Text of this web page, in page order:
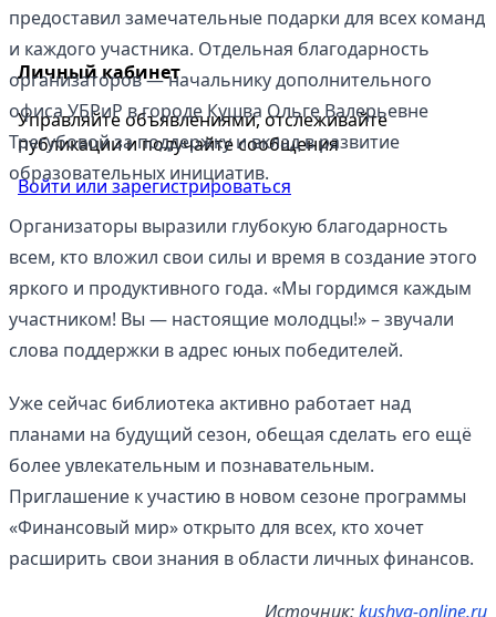
Личный кабинет
Управляйте объявлениями, отслеживайте
публикации и получайте сообщения
Войти или зарегистрироваться
предоставил замечательные подарки для всех команд
и каждого участника. Отдельная благодарность
организаторов — начальнику дополнительного
офиса УБРиР в городе Кушва Ольге Валерьевне
Трегубовой за поддержку и вклад в развитие
образовательных инициатив.
Организаторы выразили глубокую благодарность
всем, кто вложил свои силы и время в создание этого
яркого и продуктивного года. «Мы гордимся каждым
участником! Вы — настоящие молодцы!» – звучали
слова поддержки в адрес юных победителей.
Уже сейчас библиотека активно работает над
планами на будущий сезон, обещая сделать его ещё
более увлекательным и познавательным.
Приглашение к участию в новом сезоне программы
«Финансовый мир» открыто для всех, кто хочет
расширить свои знания в области личных финансов.
Источник:kushva-online.ru